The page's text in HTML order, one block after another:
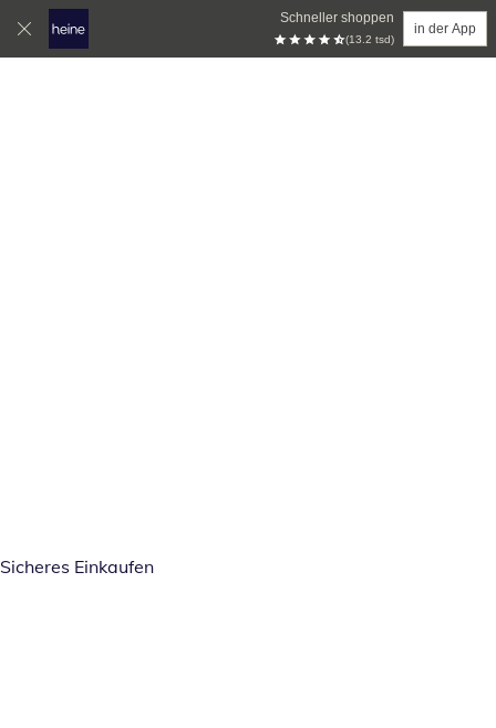
Schneller shoppen
(13.2 tsd)
in der App
Sicheres Einkaufen